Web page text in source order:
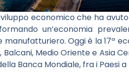
economico che ha
un’economia
Oggi è la 17ª
Medio Oriente e Asia
Banca Mondiale, fra i Paesi